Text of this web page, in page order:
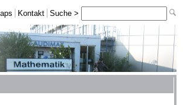
Kontakt Suche >